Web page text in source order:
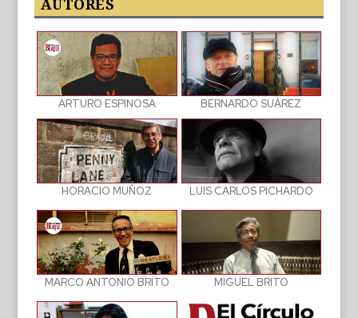
AUTORES
ARTURO ESPINOSA BERNARDO SUÁREZ
HORACIO MUÑOZ LUIS CARLOS PICHARDO
MARCO ANTONIO BRITO MIGUEL BRITO